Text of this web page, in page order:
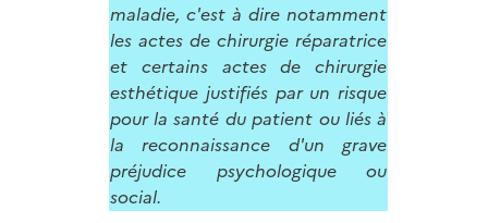
maladie, c'est à dire notamment
les actes de chirurgie réparatrice
et certains actes de chirurgie
esthétique justifiés par un risque
pour la santé du patient ou liés à
la reconnaissance d'un grave
préjudice psychologique ou
social.